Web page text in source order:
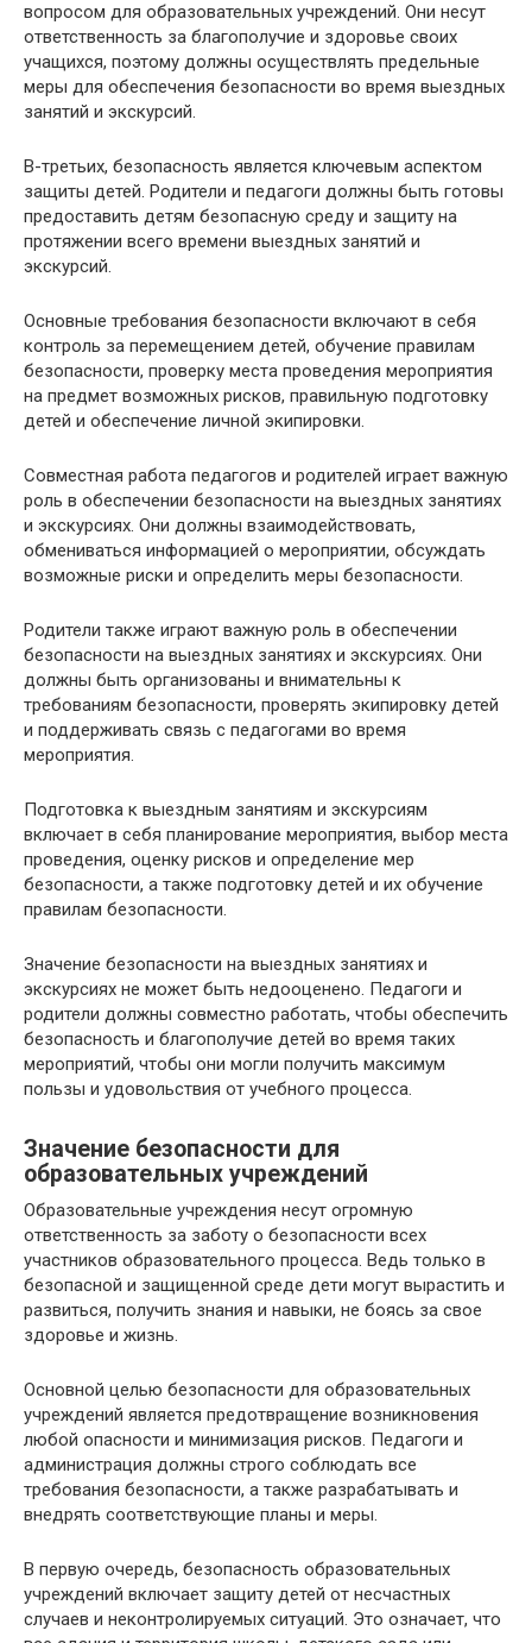
вопросом для образовательных учреждений. Они несут
ответственность за благополучие и здоровье своих
учащихся, поэтому должны осуществлять предельные
меры для обеспечения безопасности во время выездных
занятий и экскурсий.
В-третьих, безопасность является ключевым аспектом
защиты детей. Родители и педагоги должны быть готовы
предоставить детям безопасную среду и защиту на
протяжении всего времени выездных занятий и
экскурсий.
Основные требования безопасности включают в себя
контроль за перемещением детей, обучение правилам
безопасности, проверку места проведения мероприятия
на предмет возможных рисков, правильную подготовку
детей и обеспечение личной экипировки.
Совместная работа педагогов и родителей играет важную
роль в обеспечении безопасности на выездных занятиях
и экскурсиях. Они должны взаимодействовать,
обмениваться информацией о мероприятии, обсуждать
возможные риски и определить меры безопасности.
Родители также играют важную роль в обеспечении
безопасности на выездных занятиях и экскурсиях. Они
должны быть организованы и внимательны к
требованиям безопасности, проверять экипировку детей
и поддерживать связь с педагогами во время
мероприятия.
Подготовка к выездным занятиям и экскурсиям
включает в себя планирование мероприятия, выбор места
проведения, оценку рисков и определение мер
безопасности, а также подготовку детей и их обучение
правилам безопасности.
Значение безопасности на выездных занятиях и
экскурсиях не может быть недооценено. Педагоги и
родители должны совместно работать, чтобы обеспечить
безопасность и благополучие детей во время таких
мероприятий, чтобы они могли получить максимум
пользы и удовольствия от учебного процесса.
Значение безопасности для
образовательных учреждений
Образовательные учреждения несут огромную
ответственность за заботу о безопасности всех
участников образовательного процесса. Ведь только в
безопасной и защищенной среде дети могут вырастить и
развиться, получить знания и навыки, не боясь за свое
здоровье и жизнь.
Основной целью безопасности для образовательных
учреждений является предотвращение возникновения
любой опасности и минимизация рисков. Педагоги и
администрация должны строго соблюдать все
требования безопасности, а также разрабатывать и
внедрять соответствующие планы и меры.
В первую очередь, безопасность образовательных
учреждений включает защиту детей от несчастных
случаев и неконтролируемых ситуаций. Это означает, что